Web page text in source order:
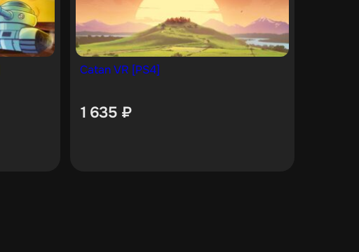
Catan VR [PS4]
1 635 ₽